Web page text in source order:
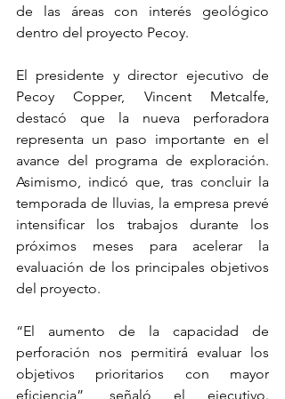
de las áreas con interés geológico
dentro del proyecto Pecoy.
El presidente y director ejecutivo de
Pecoy Copper, Vincent Metcalfe,
destacó que la nueva perforadora
representa un paso importante en el
avance del programa de exploración.
Asimismo, indicó que, tras concluir la
temporada de lluvias, la empresa prevé
intensificar los trabajos durante los
próximos meses para acelerar la
evaluación de los principales objetivos
del proyecto.
“El aumento de la capacidad de
perforación nos permitirá evaluar los
objetivos prioritarios con mayor
eficiencia”, señaló el ejecutivo.